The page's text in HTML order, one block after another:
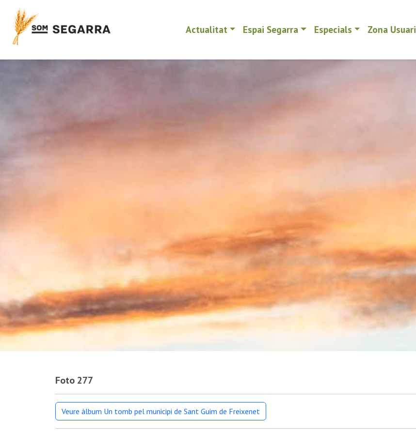
Actualitat Espai Segarra Especials Zona Usuari
Foto 277
Veure àlbum Un tomb pel municipi de Sant Guim de Freixenet